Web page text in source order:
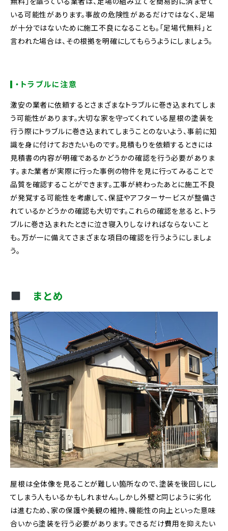
いる可能性があります。事故の危険性があるだけではなく、足場
が十分ではないために施工不良になることも。「足場代無料」と
言われた場合は、その根拠を明確にしてもらうようにしましょう。
・トラブルに注意
激安の業者に依頼するとさまざまなトラブルに巻き込まれてしま
う可能性があります。大切な家を守ってくれている屋根の塗装を
行う際にトラブルに巻き込まれてしまうことのないよう、事前に知
識を身に付けておきたいものです。見積もりを依頼するときには
見積書の内容が明確であるかどうかの確認を行う必要がありま
す。また業者が実際に行った事例の物件を見に行ってみることで
品質を確認することができます。工事が終わったあとに施工不良
が発覚する可能性を考慮して、保証やアフターサービスが整備さ
れているかどうかの確認も大切です。これらの確認を怠ると、トラ
ブルに巻き込まれたときに泣き寝入りしなければならないこと
も。万が一に備えてさまざまな項目の確認を行うようにしましょ
う。
まとめ
屋根は全体像を見ることが難しい箇所なので、塗装を後回しにし
てしまう人もいるかもしれません。しかし外壁と同じように劣化
は進むため、家の保護や美観の維持、機能性の向上といった意味
合いから塗装を行う必要があります。できるだけ費用を抑えたい